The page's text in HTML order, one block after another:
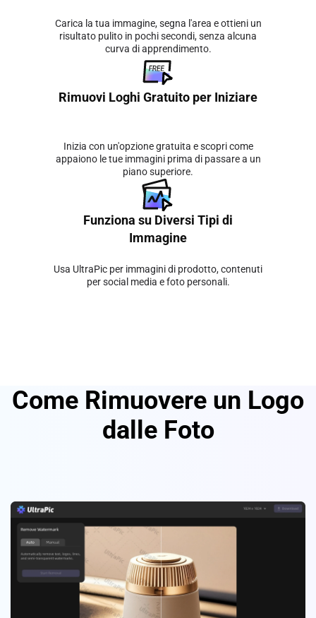
Carica la tua immagine, segna l'area e ottieni un
risultato pulito in pochi secondi, senza alcuna
curva di apprendimento.
Rimuovi Loghi Gratuito per Iniziare
Inizia con un'opzione gratuita e scopri come
appaiono le tue immagini prima di passare a un
piano superiore.
Funziona su Diversi Tipi di
Immagine
Usa UltraPic per immagini di prodotto, contenuti
per social media e foto personali.
Come Rimuovere un Logo
dalle Foto